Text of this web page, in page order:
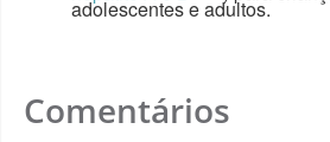
adolescentes e adultos.
Comentários